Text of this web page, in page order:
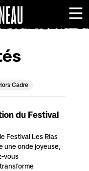
Le Fourneau -
Cadre
du Festival
Festival Les Rias
une onde joyeuse,
vous